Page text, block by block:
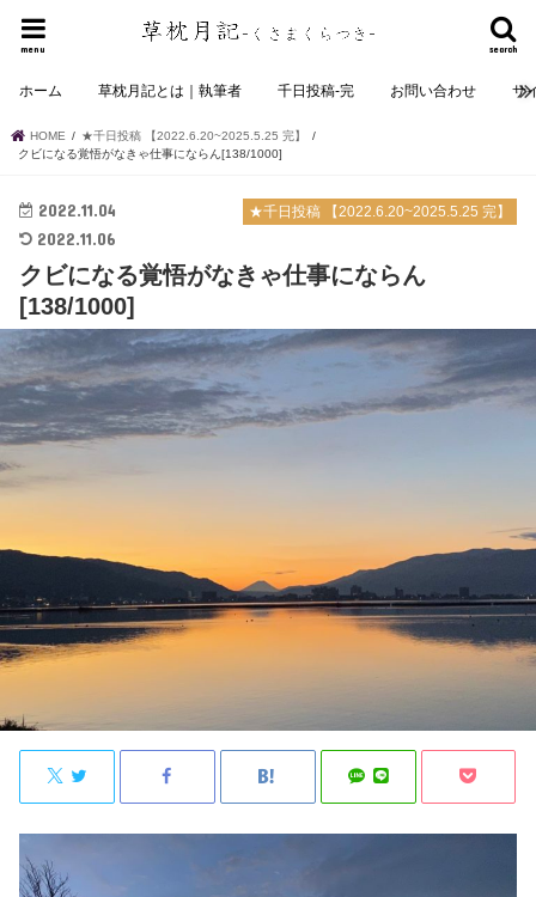
search
menu
ホーム 草枕月記とは｜執筆者 千日投稿-完 お問い合わせ サ
HOME
★千日投稿 【2022.6.20~2025.5.25 完】
クビになる覚悟がなきゃ仕事にならん[138/1000]
★千日投稿 【2022.6.20~2025.5.25 完】
2022.11.04
2022.11.06
クビになる覚悟がなきゃ仕事にならん
[138/1000]